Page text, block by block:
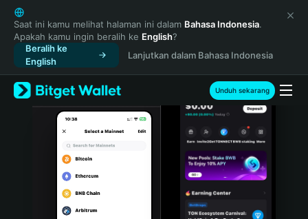
English
日本語
Tiếng Việt
Русский
Español (Latinoamérica)
Türkçe
Italiano
Português (Portugal)
Bahasa Indonesia
Saat ini kamu melihat halaman ini dalam Bahasa Indonesia.
Apakah kamu ingin beralih ke English?
Beralih ke
English
Lanjutkan dalam Bahasa Indonesia
Unduh sekarang